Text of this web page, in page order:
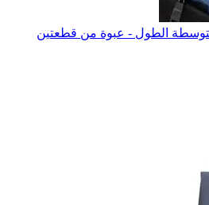
الطول - عبوة من قطعتين